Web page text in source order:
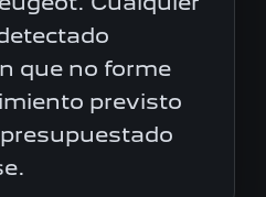
que no forme
previsto